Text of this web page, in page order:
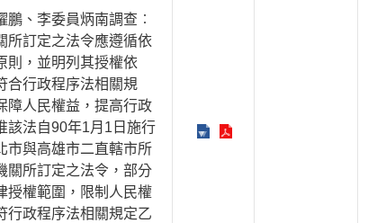
鵬、李委員炳南調查︰
所訂定之法令應遵循依
則，並明列其授權依
合行政程序法相關規
障人民權益，提高行政
該法自90年1月1日施行
市與高雄市二直轄市所
關所訂定之法令，部分
授權範圍，限制人民權
行政程序法相關規定乙